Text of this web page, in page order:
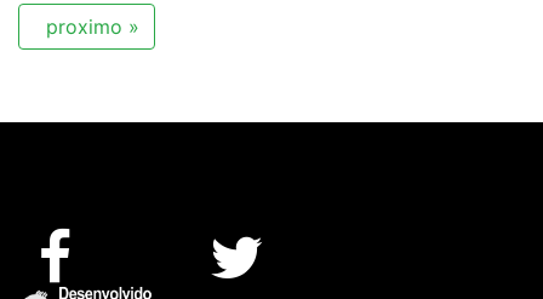
proximo »